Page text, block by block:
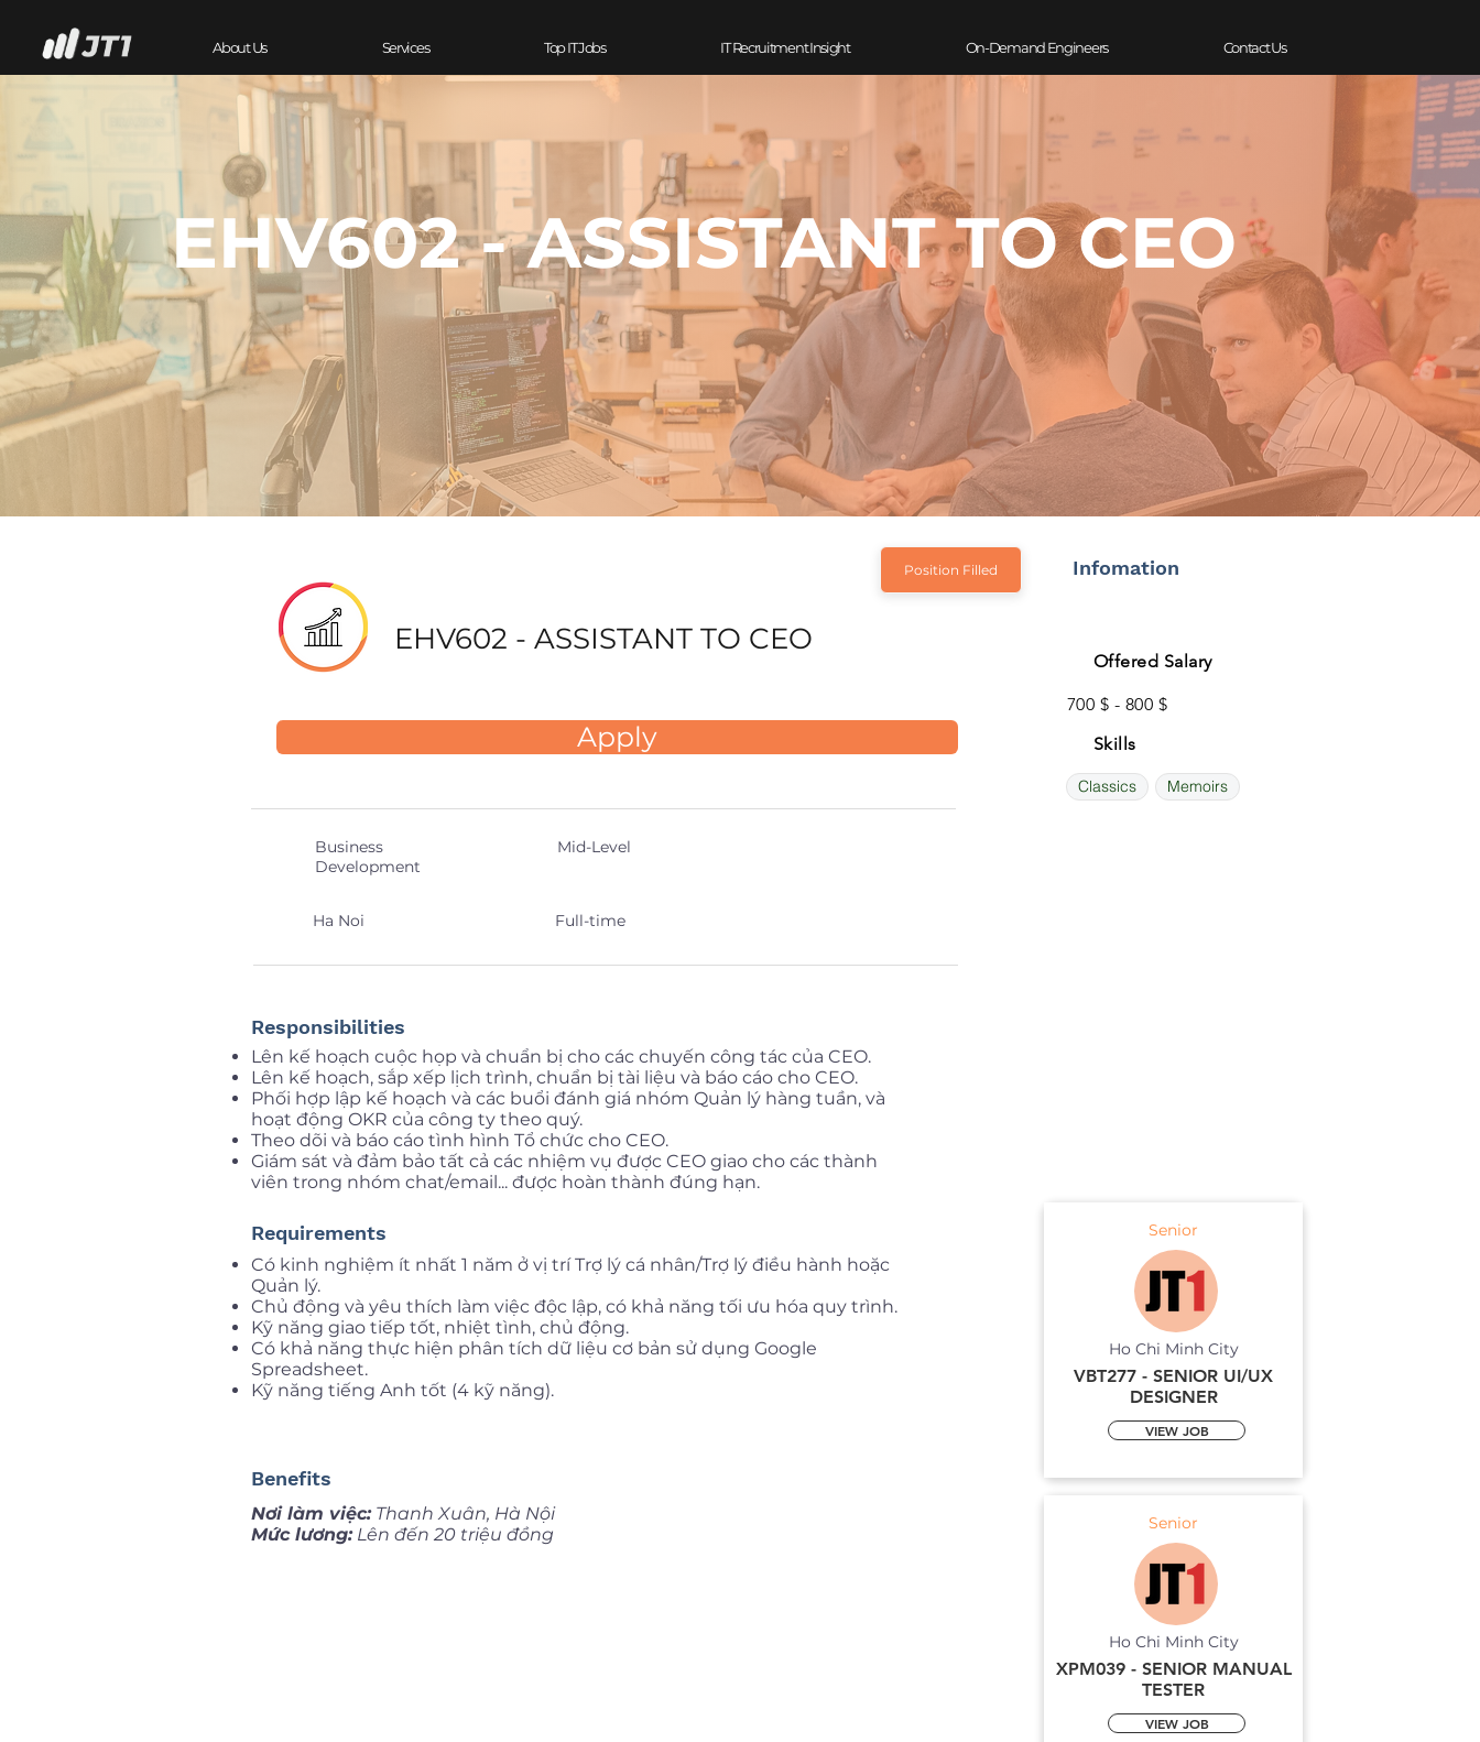
About Us Services Top IT Jobs IT Recruitment Insight On-Demand Engineers Contact Us
EHV602 - ASSISTANT TO CEO
Position Filled
EHV602 - ASSISTANT TO CEO
Apply
Business
Development
Mid-Level
Ha Noi Full-time
Responsibilities
Lên kế hoạch cuộc họp và chuẩn bị cho các chuyến công tác của CEO.
Lên kế hoạch, sắp xếp lịch trình, chuẩn bị tài liệu và báo cáo cho CEO.
Phối hợp lập kế hoạch và các buổi đánh giá nhóm Quản lý hàng tuần, và
hoạt động OKR của công ty theo quý.
Theo dõi và báo cáo tình hình Tổ chức cho CEO.
Giám sát và đảm bảo tất cả các nhiệm vụ được CEO giao cho các thành
viên trong nhóm chat/email... được hoàn thành đúng hạn.
Requirements
Có kinh nghiệm ít nhất 1 năm ở vị trí Trợ lý cá nhân/Trợ lý điều hành hoặc
Quản lý.
Chủ động và yêu thích làm việc độc lập, có khả năng tối ưu hóa quy trình.
Kỹ năng giao tiếp tốt, nhiệt tình, chủ động.
Có khả năng thực hiện phân tích dữ liệu cơ bản sử dụng Google
Spreadsheet.
Kỹ năng tiếng Anh tốt (4 kỹ năng).
Benefits
Nơi làm việc:Thanh Xuân, Hà Nội
Mức lương:Lên đến 20 triệu đồng
Infomation
Offered Salary
700 $ - 800 $
Skills
Classics Memoirs
Senior
Ho Chi Minh City
VBT277 - SENIOR UI/UX
DESIGNER
VIEW JOB
Senior
Ho Chi Minh City
XPM039 - SENIOR MANUAL
TESTER
VIEW JOB